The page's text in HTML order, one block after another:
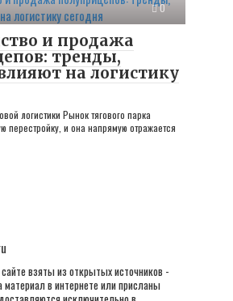
0
и продажа
тренды,
на логистику
логистики Рынок тягового парка
перестройку, и она напрямую отражается
взяты из открытых источников -
в интернете или присланы